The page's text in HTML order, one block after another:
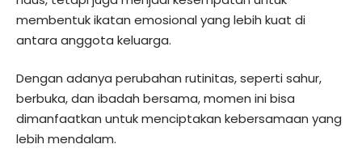
membentuk ikatan emosional yang lebih kuat di
antara anggota keluarga.
Dengan adanya perubahan rutinitas, seperti sahur,
berbuka, dan ibadah bersama, momen ini bisa
dimanfaatkan untuk menciptakan kebersamaan yang
lebih mendalam.